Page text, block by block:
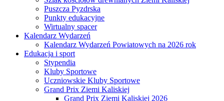
Puszcza Pyzdrska
Punkty edukacyjne
Wirtualny spacer
Kalendarz Wydarzeń
Kalendarz Wydarzeń Powiatowych na 2026 rok
Edukacja i sport
Stypendia
Kluby Sportowe
Uczniowskie Kluby Sportowe
Grand Prix Ziemi Kaliskiej
Grand Prix Ziemi Kaliskiej 2026